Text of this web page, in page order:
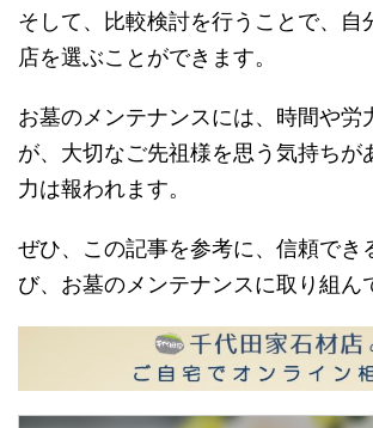
そして、比較検討を行うことで、自
店を選ぶことができます。
お墓のメンテナンスには、時間や労
が、大切なご先祖様を思う気持ちが
力は報われます。
ぜひ、この記事を参考に、信頼でき
び、お墓のメンテナンスに取り組ん